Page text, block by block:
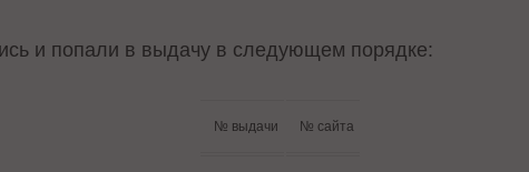
и попали в выдачу в следующем порядке:
№ выдачи № сайта